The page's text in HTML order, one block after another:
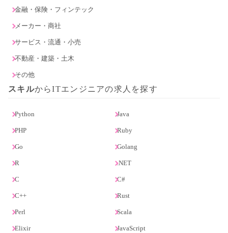
金融・保険・フィンテック
メーカー・商社
サービス・流通・小売
不動産・建築・土木
その他
スキルからITエンジニアの求人を探す
Python Java
PHP Ruby
Go Golang
R .NET
C C#
C++ Rust
Perl Scala
Elixir JavaScript